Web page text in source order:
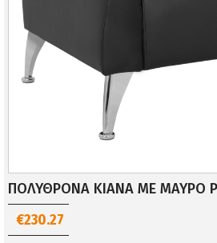
ΠΟΛΥΘΡΟΝΑ KIANA ΜΕ ΜΑΥΡΟ
€230.27